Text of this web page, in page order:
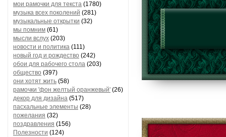
мои рамочки для текста (1780)
музыка всех поколений (281)
музыкальные открытки (32)
мы помним (61)
мысли вслух (203)
новости и политика (111)
новый год и рождество (242)
обои для рабочего стола (203)
общество (397)
они хотят жить (58)
рамочки 'фон желтый оранжевый' (26)
декор для дизайна (517)
пасхальные элементы (28)
пожелания (32)
поздравления (156)
Полезности (124)